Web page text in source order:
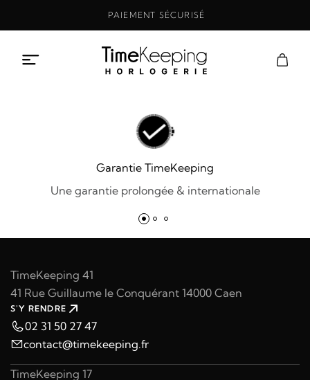
PAIEMENT SÉCURISÉ
Garantie TimeKeeping
Une garantie prolongée & internationale
TimeKeeping 41
41 Rue Guillaume le Conquérant 14000 Caen
S'Y RENDRE
02 31 50 27 47
contact@timekeeping.fr
TimeKeeping 17